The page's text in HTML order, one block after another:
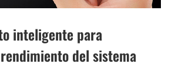
inteligente para
del sistema